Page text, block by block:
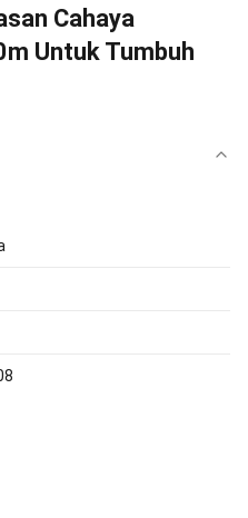
Cahaya
Untuk Tumbuh